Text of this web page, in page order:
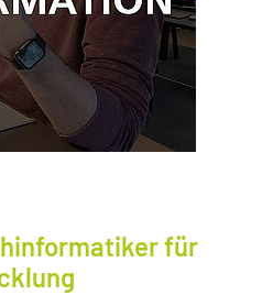
für